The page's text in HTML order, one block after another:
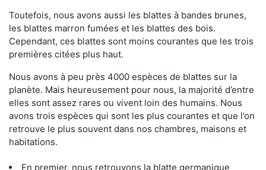
Toutefois, nous avons aussi les blattes à bandes brunes,
les blattes marron fumées et les blattes des bois.
Cependant, ces blattes sont moins courantes que les trois
premières citées plus haut.
Nous avons à peu près 4000 espèces de blattes sur la
planète. Mais heureusement pour nous, la majorité d’entre
elles sont assez rares ou vivent loin des humains. Nous
avons trois espèces qui sont les plus courantes et que l’on
retrouve le plus souvent dans nos chambres, maisons et
habitations.
En premier, nous retrouvons la blatte germanique